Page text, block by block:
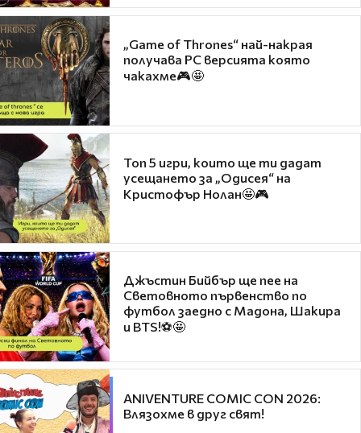
„Game of Thrones“ най-накрая
получава PC версията която
чакахме🎮🤩
Топ 5 игри, които ще ти дадат
усещането за „Одисея“ на
Кристофър Нолан🤩🎮
Джъстин Бийбър ще пее на
Световното първенство по
футбол заедно с Мадона, Шакира
и BTS!⚽🤩
ANIVENTURE COMIC CON 2026:
Влязохме в друг свят!